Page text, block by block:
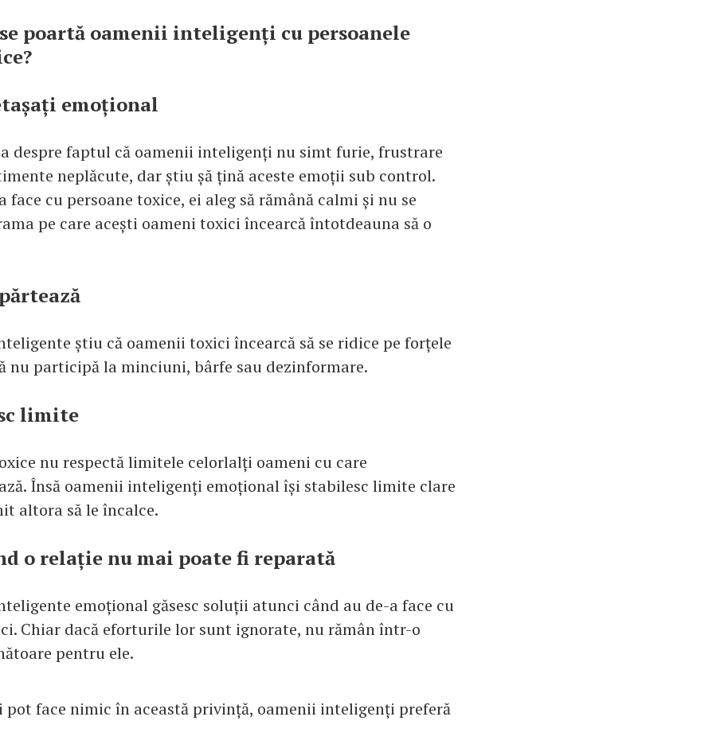
poartă oamenii inteligenți cu persoanele
emoțional
despre faptul că oamenii inteligenți nu simt furie, frustrare
neplăcute, dar știu șă țină aceste emoții sub control.
face cu persoane toxice, ei aleg să rămână calmi și nu se
pe care acești oameni toxici încearcă întotdeauna să o
știu că oamenii toxici încearcă să se ridice pe forțele
nu participă la minciuni, bârfe sau dezinformare.
limite
nu respectă limitele celorlalți oameni cu care
Însă oamenii inteligenți emoțional își stabilesc limite clare
altora să le încalce.
o relație nu mai poate fi reparată
emoțional găsesc soluții atunci când au de-a face cu
Chiar dacă eforturile lor sunt ignorate, nu rămân într-o
pentru ele.
pot face nimic în această privință, oamenii inteligenți preferă